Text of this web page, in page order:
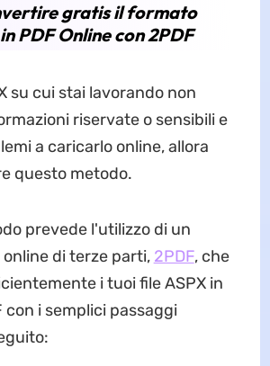
gratis il formato
PDF Online con 2PDF
su cui stai lavorando non
riservate o sensibili e
a caricarlo online, allora
questo metodo.
prevede l'utilizzo di un
di terze parti, 2PDF, che
i tuoi file ASPX in
con i semplici passaggi